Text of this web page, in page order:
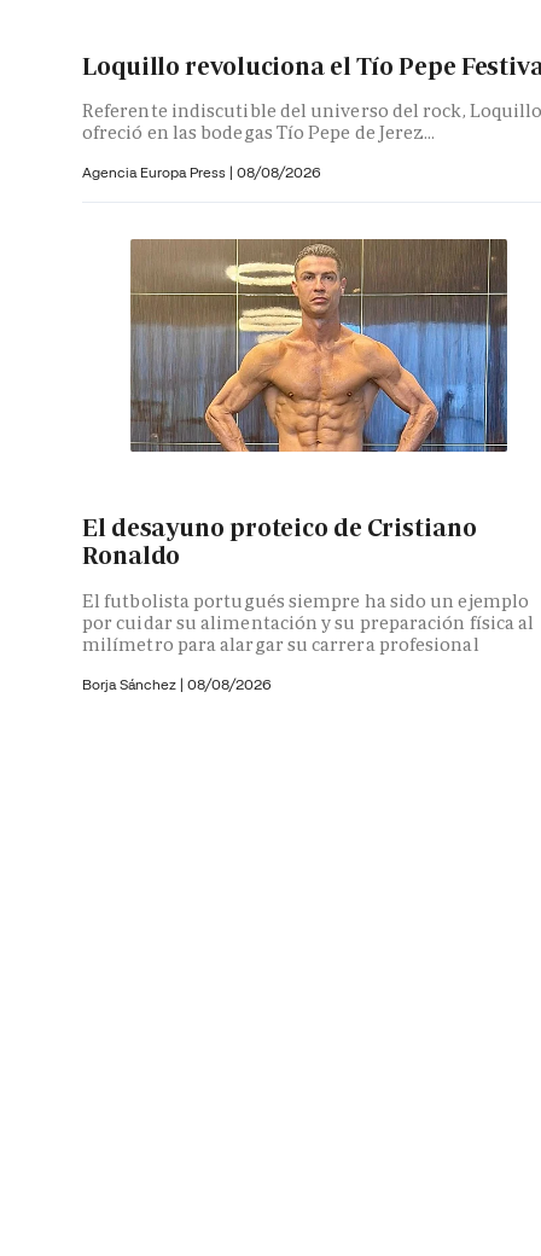
Loquillo revoluciona el Tío Pepe
Referente indiscutible del universo del rock,
ofreció en las bodegas Tío Pepe de Jerez...
Agencia Europa Press | 08/08/2026
El desayuno proteico de Cristiano
Ronaldo
El futbolista portugués siempre ha sido un ejemplo
por cuidar su alimentación y su preparación física al
milímetro para alargar su carrera profesional
Borja Sánchez | 08/08/2026